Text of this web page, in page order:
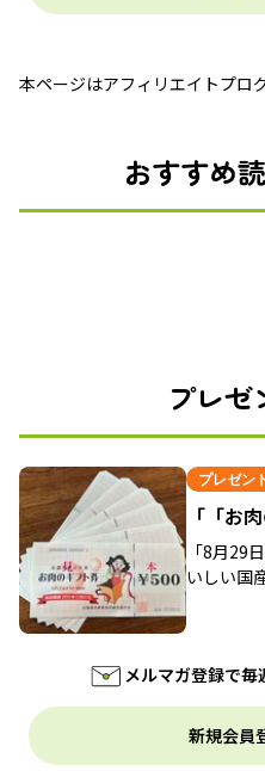
本ページはアフィリエイトプロ
おすすめ
プレゼ
プレゼン
「「お
「8月29
いしい国
メルマガ登録で毎
新規会員